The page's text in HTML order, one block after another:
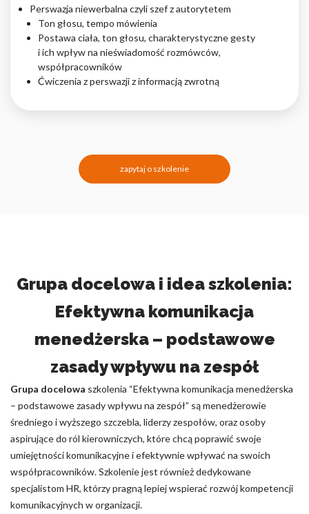
Perswazja niewerbalna czyli szef z autorytetem
Ton głosu, tempo mówienia
Postawa ciała, ton głosu, charakterystyczne gesty
i ich wpływ na nieświadomość rozmówców,
współpracowników
Ćwiczenia z perswazji z informacją zwrotną
zapytaj o szkolenie
Grupa docelowa i idea szkolenia:
Efektywna komunikacja
menedżerska – podstawowe
zasady wpływu na zespół
Grupa docelowa szkolenia “Efektywna komunikacja menedżerska
– podstawowe zasady wpływu na zespół” są menedżerowie
średniego i wyższego szczebla, liderzy zespołów, oraz osoby
aspirujące do ról kierowniczych, które chcą poprawić swoje
umiejętności komunikacyjne i efektywnie wpływać na swoich
współpracowników. Szkolenie jest również dedykowane
specjalistom HR, którzy pragną lepiej wspierać rozwój kompetencji
komunikacyjnych w organizacji.